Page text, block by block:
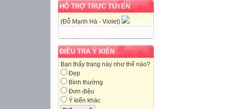
HỖ TRỢ TRỰC TUYẾN
(Đỗ Mạnh Hà - Violet)
ĐIỀU TRA Ý KIẾN
Bạn thấy trang này như thế nào?
Đẹp
Bình thường
Đơn điệu
Ý kiến khác